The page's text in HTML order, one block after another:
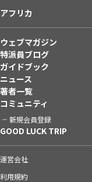
アフリカ
ウェブマガジン
特派員ブログ
ガイドブック
ニュース
著者一覧
コミュニティ
新規会員登録
GOOD LUCK TRIP
運営会社
利用規約